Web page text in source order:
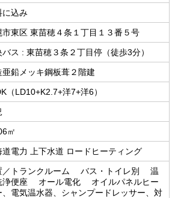
に込み
市東区 東苗穂４条１丁目１３番５号
バス : 東苗穂３条２丁目停（徒歩3分）
亜鉛メッキ鋼板葺２階建
（LD10+K2.7+洋7+洋6）
㎡
道電力 上下水道 ロードヒーティング
／トランクルーム バス・トイレ別 温
浄便座 オール電化 オイルパネルヒー
、電気温水器、シャンプードレッサー、対